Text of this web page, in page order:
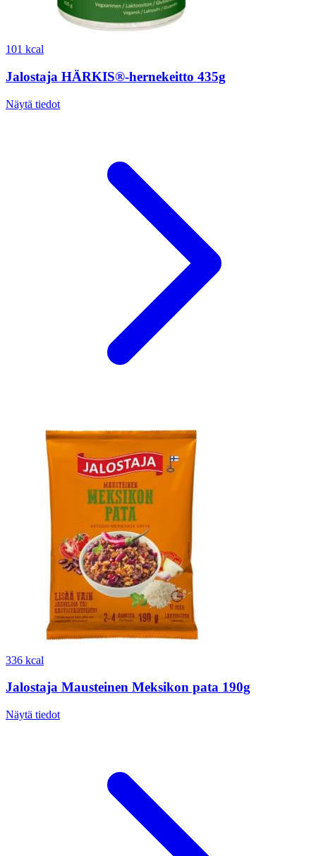
101 kcal
Jalostaja HÄRKIS®-hernekeitto 435g
Näytä tiedot
336 kcal
Jalostaja Mausteinen Meksikon pata 190g
Näytä tiedot